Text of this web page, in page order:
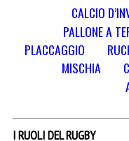
CALCIO
PALLONE A
PLACCAGGIO
MISCHIA
I RUOLI DEL RUGBY